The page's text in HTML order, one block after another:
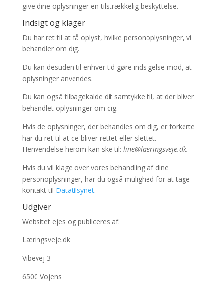
give dine oplysninger en tilstrækkelig beskyttelse.
Indsigt og klager
Du har ret til at få oplyst, hvilke personoplysninger, vi
behandler om dig.
Du kan desuden til enhver tid gøre indsigelse mod, at
oplysninger anvendes.
Du kan også tilbagekalde dit samtykke til, at der bliver
behandlet oplysninger om dig.
Hvis de oplysninger, der behandles om dig, er forkerte
har du ret til at de bliver rettet eller slettet.
Henvendelse herom kan ske til: line@laeringsveje.dk.
Hvis du vil klage over vores behandling af dine
personoplysninger, har du også mulighed for at tage
kontakt til Datatilsynet.
Udgiver
Websitet ejes og publiceres af:
Læringsveje.dk
Vibevej 3
6500 Vojens